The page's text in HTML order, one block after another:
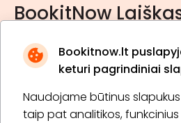
Bookitnow.lt
keturi pagrindiniai
Naudojame būtinus
taip pat analitikos, funkcinius
BookitNow
* Susipažinau su